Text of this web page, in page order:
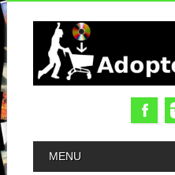
MAIN MENU
MENU